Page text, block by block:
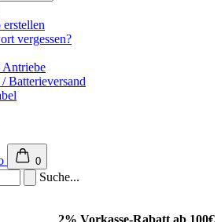
vergessen?
Antriebe
Batterieversand
0
Suche...
2% Vorkasse-Rabatt ab 100€